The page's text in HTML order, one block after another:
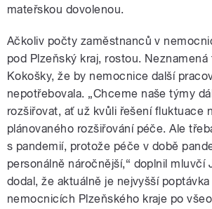
mateřskou dovolenou.
Ačkoliv počty zaměstnanců v
pod Plzeňský kraj, rostou.
Kokošky, že by nemocnice další
nepotřebovala. „Chceme naše týmy
rozšiřovat, ať už kvůli řešení fluktuace
plánovaného rozšiřování péče. Ale
s pandemií, protože péče v době
personálně náročnější,“ doplnil mluvčí
dodal, že aktuálně je nejvyšší
nemocnicích Plzeňského kraje po